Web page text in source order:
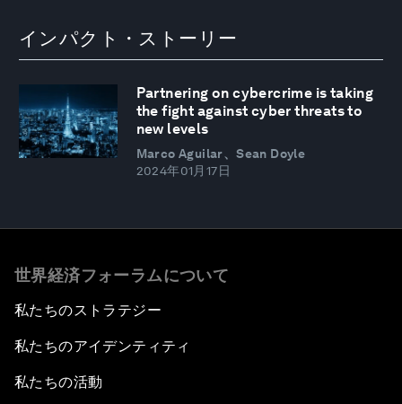
インパクト・ストーリー
Partnering on cybercrime is taking
the fight against cyber threats to
new levels
Marco Aguilar、Sean Doyle
2024年01月17日
世界経済フォーラムについて
私たちのストラテジー
私たちのアイデンティティ
私たちの活動